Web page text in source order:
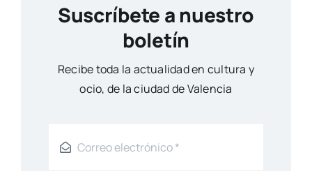
Suscríbete a nuestro
boletín
Reci­be toda la actua­li­dad en cul­tu­ra y
ocio, de la ciu­dad de Valen­cia